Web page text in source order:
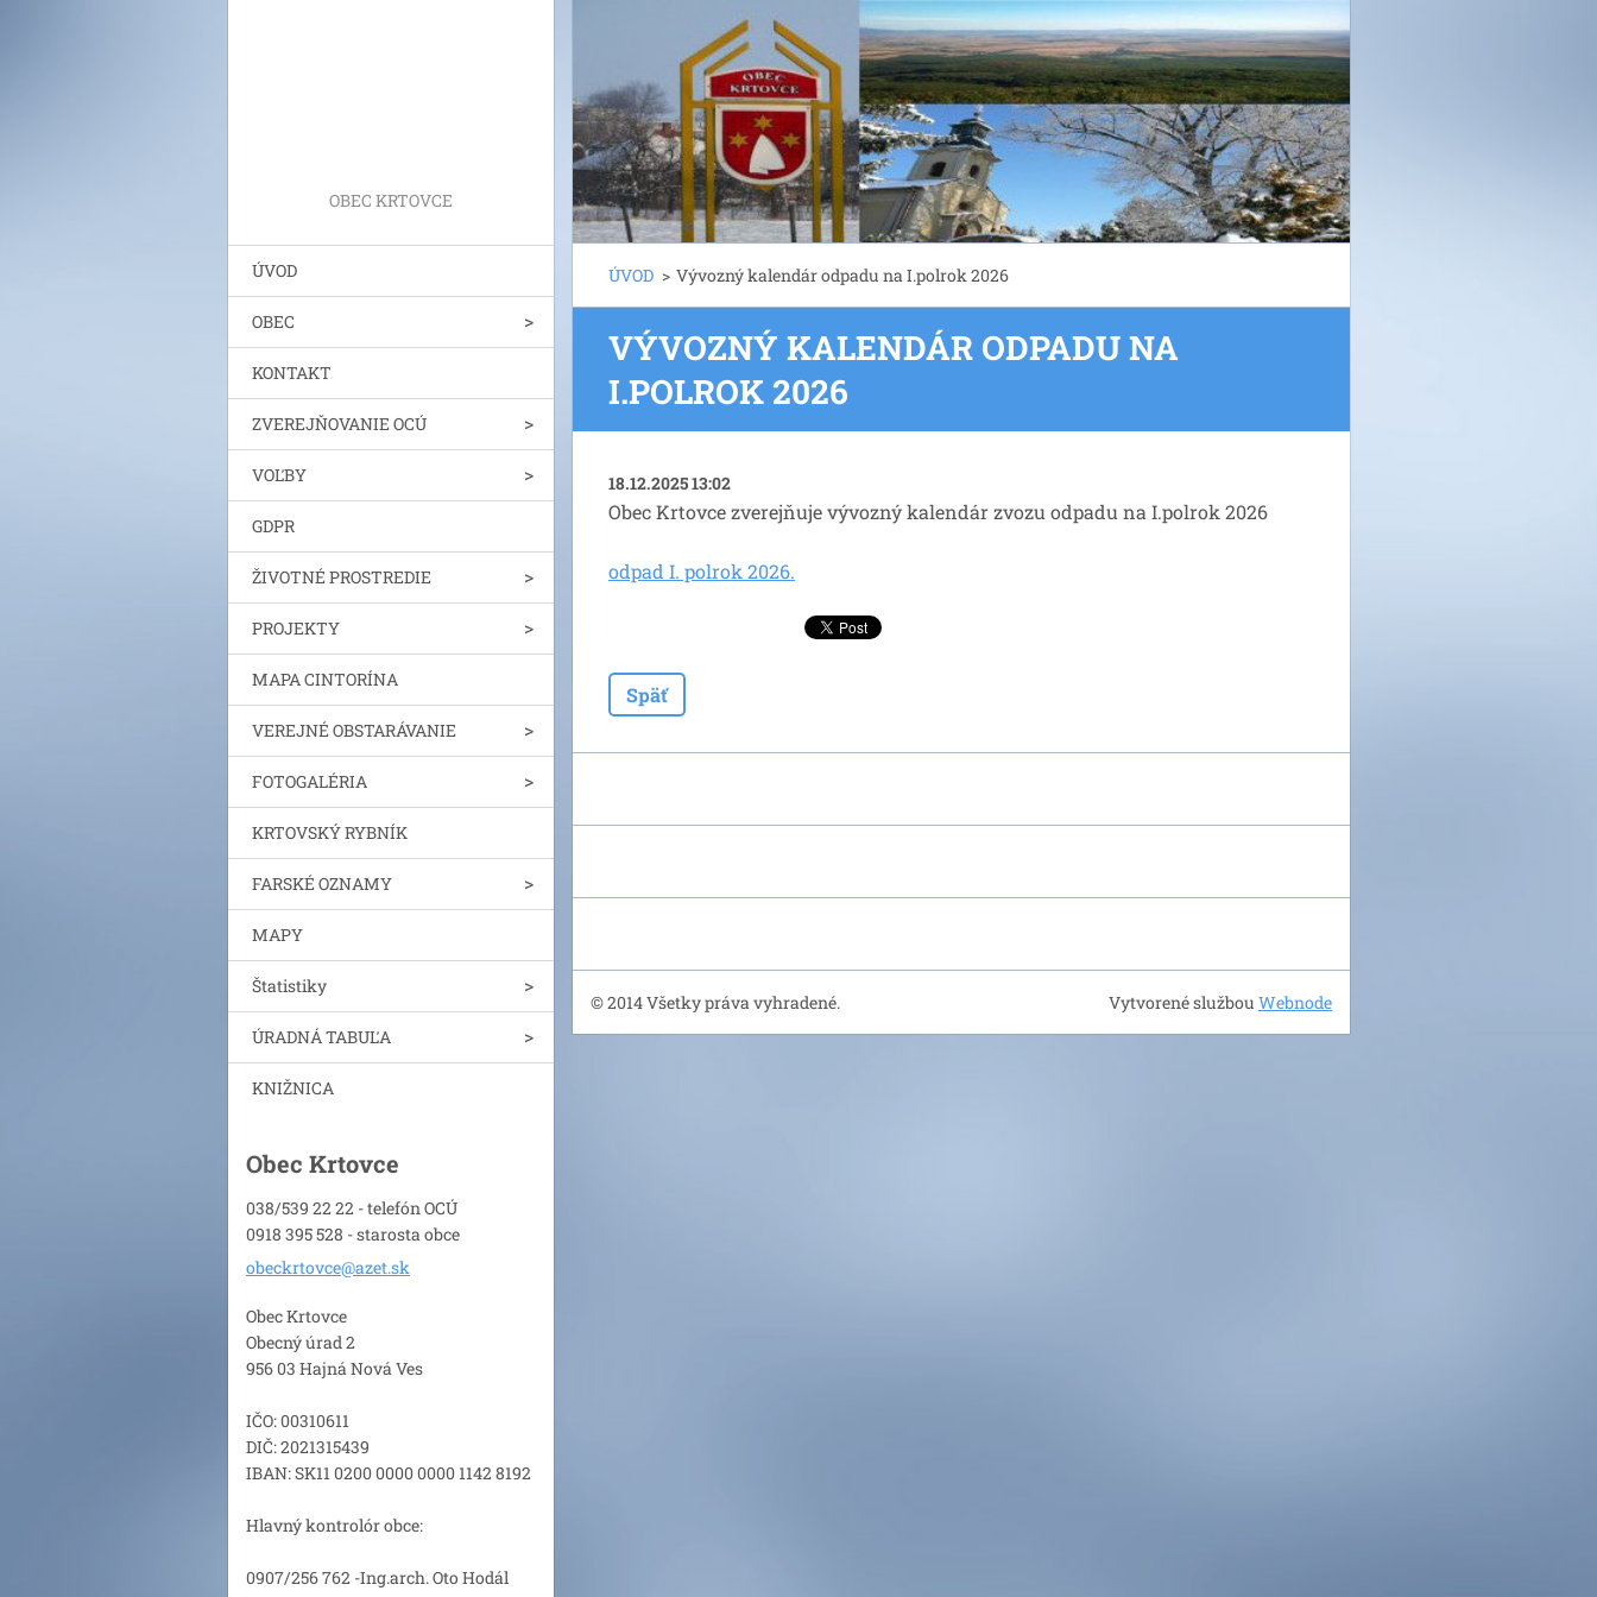
OBEC KRTOVCE
ÚVOD
OBEC
KONTAKT
ZVEREJŇOVANIE OCÚ
VOĽBY
GDPR
ŽIVOTNÉ PROSTREDIE
PROJEKTY
MAPA CINTORÍNA
VEREJNÉ OBSTARÁVANIE
FOTOGALÉRIA
KRTOVSKÝ RYBNÍK
FARSKÉ OZNAMY
MAPY
Štatistiky
ÚRADNÁ TABUĽA
KNIŽNICA
Obec Krtovce
038/539 22 22 - telefón OCÚ
0918 395 528 - starosta obce
obeckrtovce@azet.sk
Obec Krtovce
Obecný úrad 2
956 03 Hajná Nová Ves
IČO: 00310611
DIČ: 2021315439
IBAN: SK11 0200 0000 0000 1142 8192
Hlavný kontrolór obce:
0907/256 762 -Ing.arch. Oto Hodál
ÚVOD > Vývozný kalendár odpadu na I.polrok 2026
VÝVOZNÝ KALENDÁR ODPADU NA
I.POLROK 2026
18.12.2025 13:02
Obec Krtovce zverejňuje vývozný kalendár zvozu odpadu na I.polrok 2026
odpad I. polrok 2026.
Späť
© 2014 Všetky práva vyhradené. Vytvorené službouWebnode